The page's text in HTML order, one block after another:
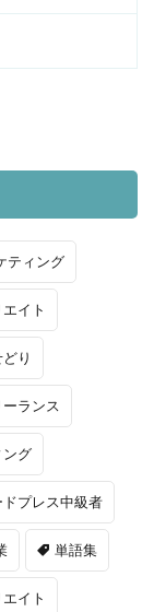
ティング
イト
り
ーランス
ング
ドプレス中級者
単語集
イト